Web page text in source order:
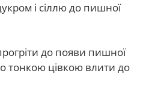
і сіллю до пишної
до появи пишної
тонкою цівкою влити до